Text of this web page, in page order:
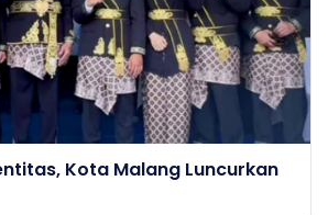
Kota Malang Luncurkan